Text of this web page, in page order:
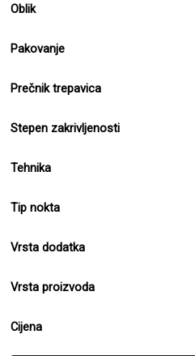
Oblik
Pakovanje
Prečnik trepavica
Stepen zakrivljenosti
Tehnika
Tip nokta
Vrsta dodatka
Vrsta proizvoda
Cijena